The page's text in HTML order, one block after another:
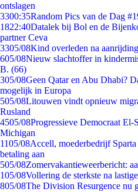
ontslagen
3300:35Random Pics van de Dag
1822:40Datalek bij Bol en de
partner Ceva
3305/08Kind overleden na
605/08Nieuw slachtoffer in
B. (66)
305/08Geen Qatar en Abu Dhabi?
mogelijk in Europa
505/08Litouwen vindt opnieuw
Rusland
4505/08Progressieve Democraat
Michigan
1105/08Accell, moederbedrijf
betaling aan
505/08Zomervakantieweerbericht:
105/08Vollering de sterkste na
805/08The Division Resurgence nu